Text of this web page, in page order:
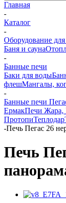
Главная
-
Каталог
-
Оборудование
Баня и сауна
-
Банные печи
Баки для воды
флешМангалы,
-
Банные печи
ЕрмакПечи Жара,
ПротопиТеплодар
-Печь Пегас 26
Печь